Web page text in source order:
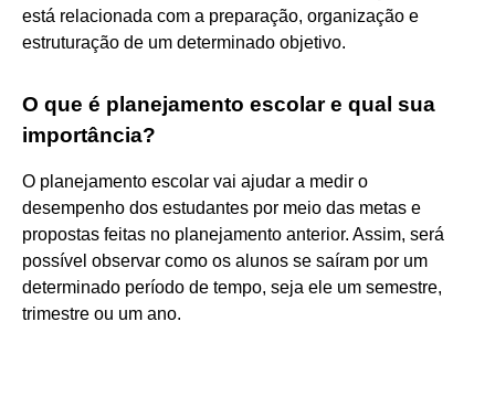
está relacionada com a preparação, organização e
estruturação de um determinado objetivo.
O que é planejamento escolar e qual sua
importância?
O planejamento escolar vai ajudar a medir o
desempenho dos estudantes por meio das metas e
propostas feitas no planejamento anterior. Assim, será
possível observar como os alunos se saíram por um
determinado período de tempo, seja ele um semestre,
trimestre ou um ano.